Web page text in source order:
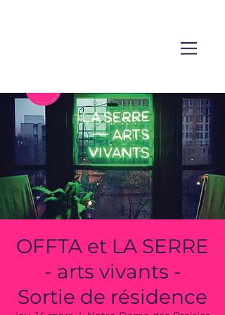
OFFTA et LA SERRE
- arts vivants -
Sortie de résidence